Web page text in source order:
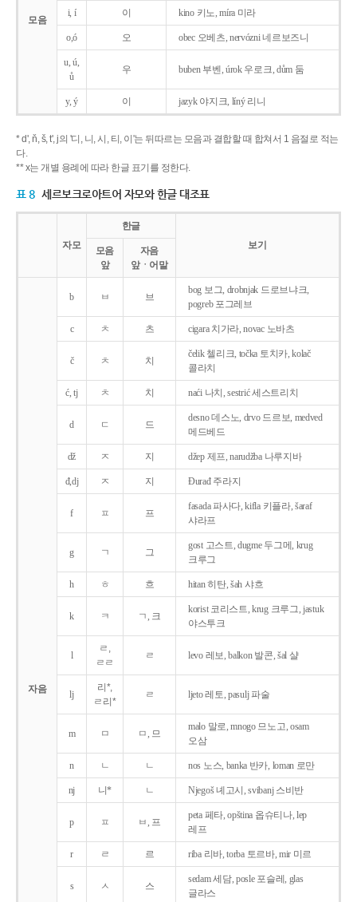
모음
i, í 이 kino 키노, míra 미라
o,ó 오 obec 오베츠, nervózni 네르보즈니
u, ú,
ů
우 buben 부벤, úrok 우로크, dům 둠
y, ý 이 jazyk야지크, líný 리니
* d', ň, š, t', j의 '디, 니, 시, 티, 이'는 뒤따르는 모음과 결합할 때 합쳐서 1 음절로 적는
다.
** x는 개별 용례에 따라 한글 표기를 정한다.
표 8 세르보크로아트어 자모와 한글 대조표
자모
한글
보기
모음
앞
자음
앞ㆍ어말
자음
b ㅂ 브
bog 보그, drobnjak 드로브냐크,
pogreb 포그레브
c ㅊ 츠 cigara 치가라, novac 노바츠
č ㅊ 치
čelik 첼리크, točka 토치카, kolač
콜라치
ć, tj ㅊ 치 naći 나치, sestrić 세스트리치
d ㄷ 드
desno 데스노, drvo 드르보, medved
메드베드
dž ㅈ 지 džep 제프, narudžba 나루지바
đ,dj ㅈ 지 Ðurađ 주라지
f ㅍ 프
fasada 파사다, kifla 키플라, šaraf
샤라프
g ㄱ 그
gost 고스트, dugme 두그메, krug
크루그
h ㅎ 흐 hitan 히탄, šah 샤흐
k ㅋ ㄱ, 크
korist 코리스트, krug 크루그, jastuk
야스투크
l
ㄹ,
ㄹㄹ
ㄹ levo 레보, balkon 발콘, šal 샬
lj
리*,
ㄹ리*
ㄹ ljeto 레토, pasulj 파술
m ㅁ ㅁ, 므
malo 말로, mnogo 므노고, osam
오삼
n ㄴ ㄴ nos 노스, banka 반카, loman 로만
nj 니* ㄴ Njegoš 녜고시, svibanj 스비반
p ㅍ ㅂ, 프
peta 페타, opština 옵슈티나, lep
레프
r ㄹ 르 riba 리바, torba 토르바, mir 미르
s ㅅ 스
sedam 세담, posle 포슬레, glas
글라스